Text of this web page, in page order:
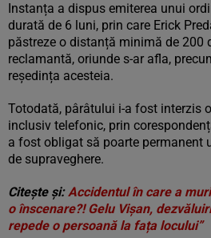
Instanța a dispus emiterea unui
durată de 6 luni, prin care Erick
păstreze o distanță minimă de 200
reclamantă, oriunde s-ar afla,
reședința acesteia.
Totodată, pârâtului i-a fost interzis
inclusiv telefonic, prin
a fost obligat să poarte permanent
de supraveghere.
Citește și:Accidentul în care a
o înscenare?! Gelu Vișan,
repede o persoană la fața locului”